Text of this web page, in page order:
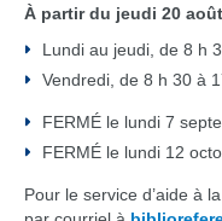
À partir du jeudi 20 août
Lundi au jeudi, de 8 h
Vendredi, de 8 h 30 à
FERMÉ le lundi 7
FERMÉ le lundi 12
Pour le service d’aide à